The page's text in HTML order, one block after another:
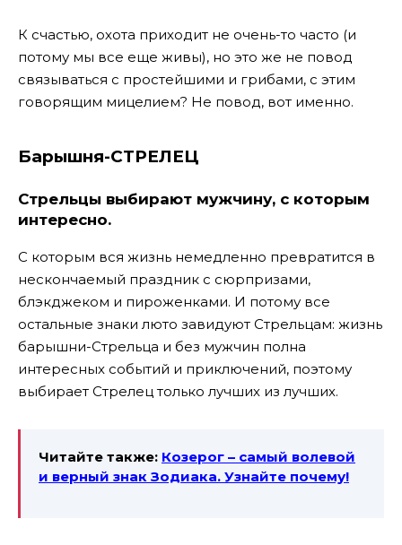
К счастью, охота приходит не очень-то часто (и
потому мы все еще живы), но это же не повод
связываться с простейшими и грибами, с этим
говорящим мицелием? Не повод, вот именно.
Барышня-СТРЕЛЕЦ
Стрельцы выбирают мужчину, с которым
интересно.
С которым вся жизнь немедленно превратится в
нескончаемый праздник с сюрпризами,
блэкджеком и пироженками. И потому все
остальные знаки люто завидуют Стрельцам: жизнь
барышни-Стрельца и без мужчин полна
интересных событий и приключений, поэтому
выбирает Стрелец только лучших из лучших.
Читайте также: Козерог – самый волевой
и верный знак Зодиака. Узнайте почему!